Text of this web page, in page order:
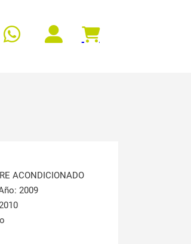
ACONDICIONADO
2009